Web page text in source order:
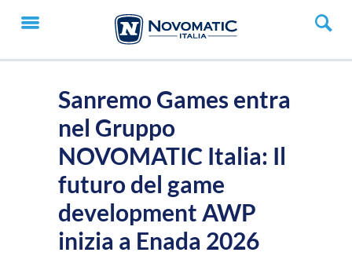
Sanremo Games entra
nel Gruppo
NOVOMATIC Italia: Il
futuro del game
development AWP
inizia a Enada 2026